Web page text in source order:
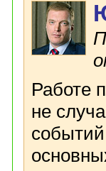
Работе
не